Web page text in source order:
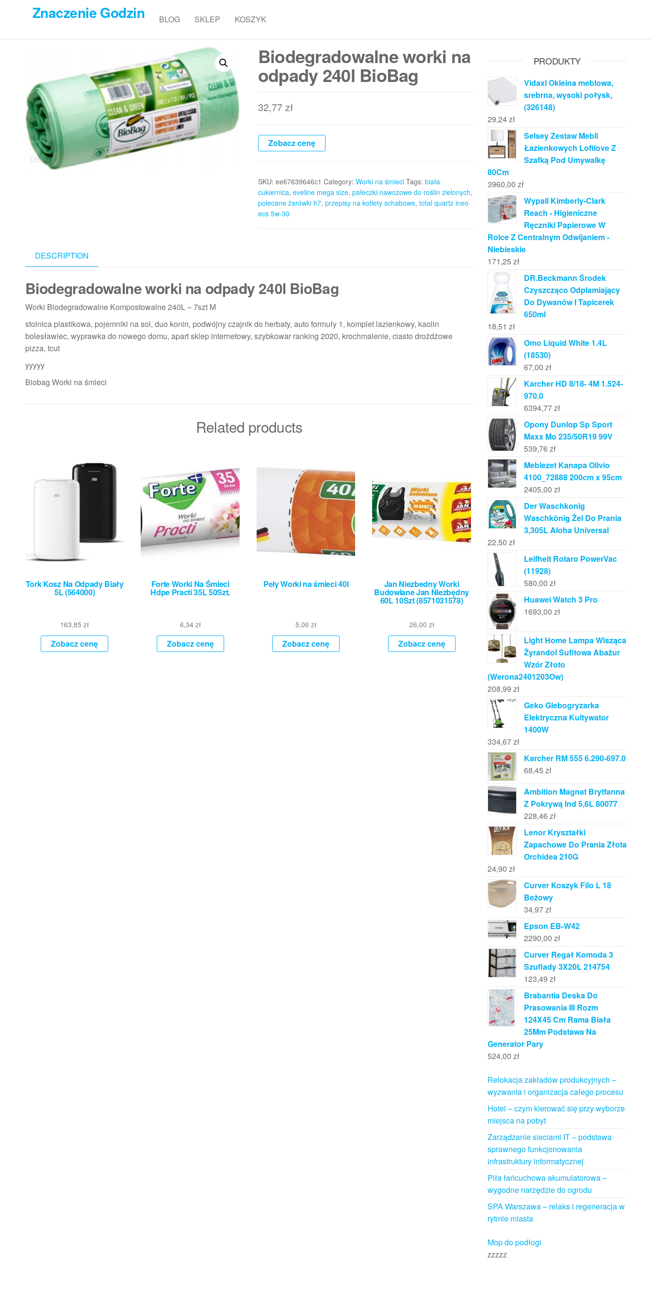
Znaczenie Godzin BLOG SKLEP KOSZYK
Biodegradowalne worki na
odpady 240l BioBag
32,77 zł
Zobacz cenę
SKU: ee67639646c1 Category: Worki na śmieci Tags: biała
cukiernica, eveline mega size, pałeczki nawozowe do roślin zielonych,
polecane żarówki h7, przepisy na kotlety schabowe, total quartz ineo
ecs 5w-30
DESCRIPTION
Biodegradowalne worki na odpady 240l BioBag
Worki Biodegradowalne Kompostowalne 240L – 7szt M
stolnica plastikowa, pojemniki na sol, duo konin, podwójny czajnik do herbaty, auto formuły 1, komplet lazienkowy, kaolin
bolesławiec, wyprawka do nowego domu, apart sklep internetowy, szybkowar ranking 2020, krochmalenie, ciasto drożdżowe
pizza, tcut
yyyyy
Biobag Worki na śmieci
Related products
Tork Kosz Na Odpady Biały
5L (564000)
163,85zł
Zobacz cenę
Forte Worki Na Śmieci
Hdpe Practi 35L 50Szt.
6,34 zł
Zobacz cenę
Pely Worki na śmieci 40l
5,06zł
Zobacz cenę
Jan Niezbedny Worki
Budowlane Jan Niezbędny
60L 10Szt (8571031578)
26,00 zł
Zobacz cenę
PRODUKTY
Vidaxl Okleina meblowa,
srebrna, wysoki połysk,
(326148)
29,24zł
Selsey Zestaw Mebli
Łazienkowych Loftlove Z
Szafką Pod Umywalkę
80Cm
3960,00 zł
Wypall Kimberly-Clark
Reach - Higieniczne
Ręczniki Papierowe W
Rolce Z Centralnym Odwijaniem -
Niebieskie
171,25 zł
DR.Beckmann Środek
Czyszcząco Odplamiający
Do Dywanów I Tapicerek
650ml
18,51 zł
Omo Liquid White 1.4L
(18530)
67,00 zł
Karcher HD 8/18- 4M 1.524-
970.0
6394,77zł
Opony Dunlop Sp Sport
Maxx Mo 235/50R19 99V
539,76 zł
Meblezet Kanapa Olivio
4100_72888 200cm x 95cm
2405,00 zł
Der Waschkonig
Waschkönig Żel Do Prania
3,305L Aloha Universal
22,50 zł
Leifheit Rotaro PowerVac
(11928)
580,00 zł
Huawei Watch 3 Pro
1693,00 zł
Light Home Lampa Wisząca
Żyrandol Sufitowa Abażur
Wzór Złoto
(Werona2401203Ow)
208,99 zł
Geko Glebogryzarka
Elektryczna Kultywator
1400W
334,67zł
Karcher RM 555 6.290-697.0
68,45 zł
Ambition Magnat Brytfanna
Z Pokrywą Ind 5,6L 80077
228,46 zł
Lenor Kryształki
Zapachowe Do Prania Złota
Orchidea 210G
24,90 zł
Curver Koszyk Filo L 18
Beżowy
34,97zł
Epson EB-W42
2290,00 zł
Curver Regał Komoda 3
Szuflady 3X20L 214754
123,49 zł
Brabantia Deska Do
Prasowania III Rozm
124X45 Cm Rama Biała
25Mm Podstawa Na
Generator Pary
524,00 zł
Relokacja zakładów produkcyjnych –
wyzwania i organizacja całego procesu
Hotel – czym kierować się przy wyborze
miejsca na pobyt
Zarządzanie sieciami IT – podstawa
sprawnego funkcjonowania
infrastruktury informatycznej
Piła łańcuchowa akumulatorowa –
wygodne narzędzie do ogrodu
SPA Warszawa – relaks i regeneracja w
rytmie miasta
Mop do podłogi
zzzzz